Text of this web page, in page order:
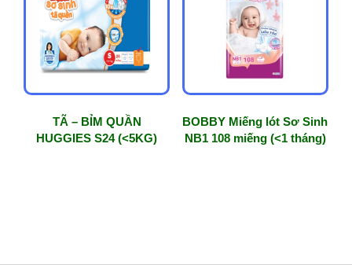
TÃ – BỈM QUẦN
HUGGIES S24 (<5KG)
BOBBY Miếng lót Sơ Sinh
NB1 108 miếng (<1 tháng)